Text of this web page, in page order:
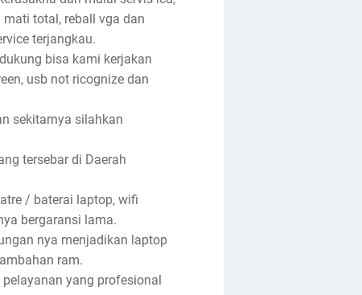
total, reball vga dan
terjangkau.
bisa kami kerjakan
usb not ricognize dan
sekitarnya silahkan
tersebar di Daerah
/ baterai laptop, wifi
bergaransi lama.
nya menjadikan laptop
ram.
yang profesional